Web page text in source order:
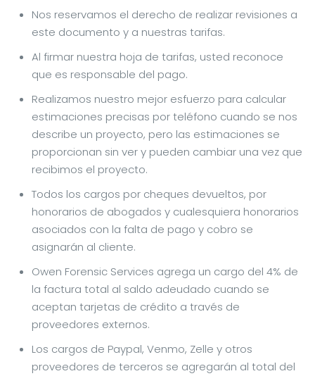
Nos reservamos el derecho de realizar revisiones a
este documento y a nuestras tarifas.
Al firmar nuestra hoja de tarifas, usted reconoce
que es responsable del pago.
Realizamos nuestro mejor esfuerzo para calcular
estimaciones precisas por teléfono cuando se nos
describe un proyecto, pero las estimaciones se
proporcionan sin ver y pueden cambiar una vez que
recibimos el proyecto.
Todos los cargos por cheques devueltos, por
honorarios de abogados y cualesquiera honorarios
asociados con la falta de pago y cobro se
asignarán al cliente.
Owen Forensic Services agrega un cargo del 4% de
la factura total al saldo adeudado cuando se
aceptan tarjetas de crédito a través de
proveedores externos.
Los cargos de Paypal, Venmo, Zelle y otros
proveedores de terceros se agregarán al total del